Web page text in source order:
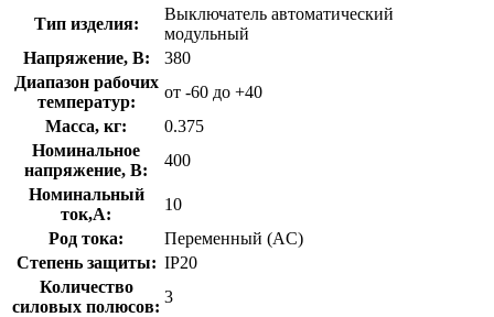
Тип изделия:
Выключатель автоматический
модульный
Напряжение, В:
380
Диапазон рабочих
температур:
от -60 до +40
Масса, кг:
0.375
Номинальное
напряжение, В:
400
Номинальный
ток,А:
10
Род тока:
Переменный (AC)
Степень защиты: IP20
Количество
силовых полюсов:
3